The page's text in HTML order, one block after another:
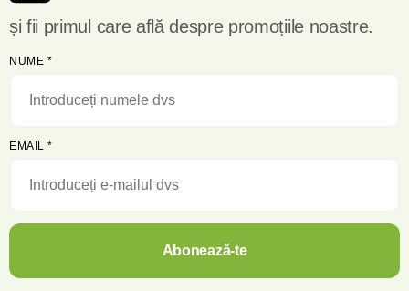
și fii primul care află despre promoțiile noastre.
NUME *
EMAIL *
Abonează-te